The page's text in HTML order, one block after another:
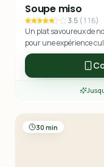
Soupe miso
3.5 (116)
Un plat savoureux de
pour une expérience
30 min